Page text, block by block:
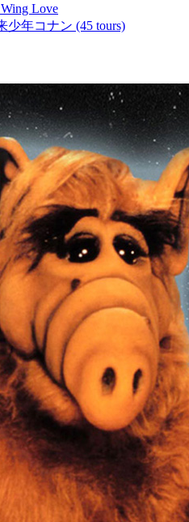
Love
少年コナン (45 tours)